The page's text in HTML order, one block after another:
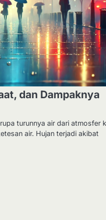
dan Dampaknya
turunnya air dari atmosfer
air. Hujan terjadi akibat